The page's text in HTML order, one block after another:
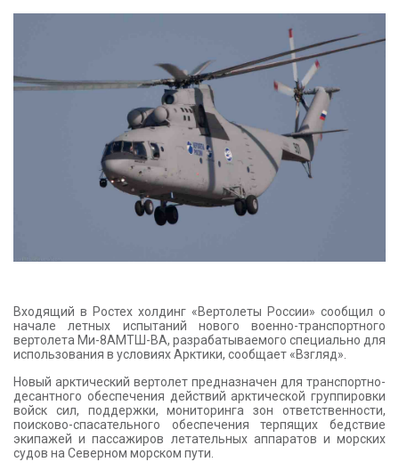
КОНТАКТЫ
Входящий в Ростех холдинг «Вертолеты России» сообщил о
начале летных испытаний нового военно-транспортного
вертолета Ми-8АМТШ-ВА, разрабатываемого специально для
использования в условиях Арктики, сообщает «Взгляд».
Новый арктический вертолет предназначен для транспортно-
десантного обеспечения действий арктической группировки
войск сил, поддержки, мониторинга зон ответственности,
поисково-спасательного обеспечения терпящих бедствие
экипажей и пассажиров летательных аппаратов и морских
судов на Северном морском пути.